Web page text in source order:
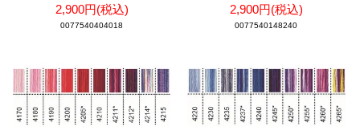
2,900円(税込)
0077540404018
2,900円(税込)
0077540148240